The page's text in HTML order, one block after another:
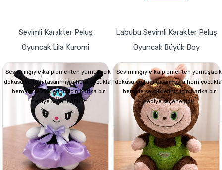
Sevimli Karakter Peluş
Oyuncak Lila Kuromi
Sevimliliğiyle kalpleri eriten yumuşacık
dokusu ve tatlı tasarımıyla hem çocuklar
hem de sevdikleriniz için harika bir
hediye seçeneğidir.
Labubu Sevimli Karakter Peluş
Oyuncak Büyük Boy
Sevimliliğiyle kalpleri eriten yumuşacık
dokusu ve tatlı tasarımıyla hem
hem de sevdikleriniz için harika bir
hediye seçeneğidir.